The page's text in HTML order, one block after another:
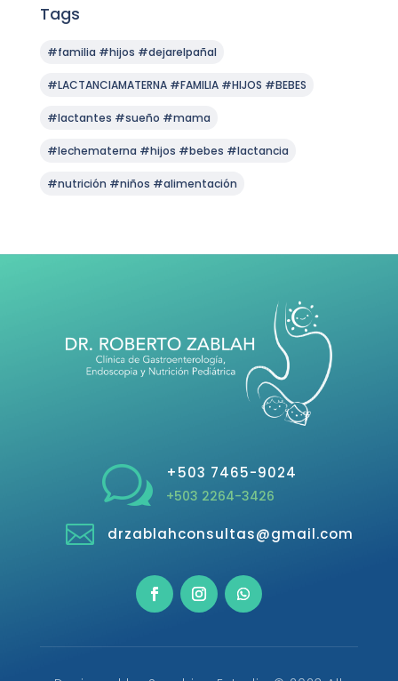
Tags
#familia #hijos #dejarelpañal
#LACTANCIAMATERNA #FAMILIA #HIJOS #BEBES
#lactantes #sueño #mama
#lechematerna #hijos #bebes #lactancia
#nutrición #niños #alimentación
w +503 7465-9024
+503 2264-3426
 drzablahconsultas@gmail.com